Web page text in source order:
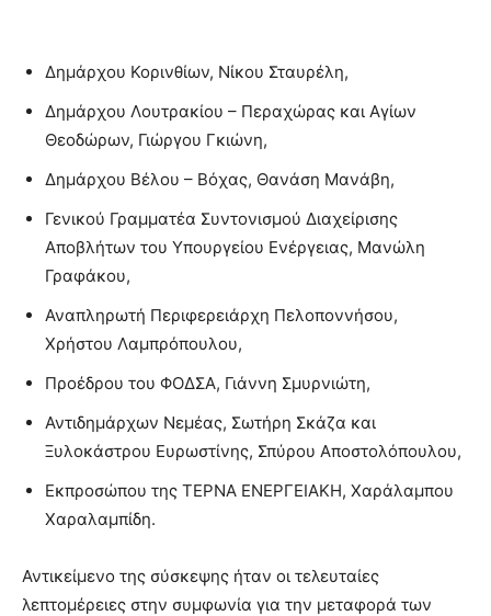
Δημάρχου Κορινθίων, Νίκου Σταυρέλη,
Δημάρχου Λουτρακίου – Περαχώρας και Αγίων
Θεοδώρων, Γιώργου Γκιώνη,
Δημάρχου Βέλου – Βόχας, Θανάση Μανάβη,
Γενικού Γραμματέα Συντονισμού Διαχείρισης
Αποβλήτων του Υπουργείου Ενέργειας, Μανώλη
Γραφάκου,
Αναπληρωτή Περιφερειάρχη Πελοποννήσου,
Χρήστου Λαμπρόπουλου,
Προέδρου του ΦΟΔΣΑ, Γιάννη Σμυρνιώτη,
Αντιδημάρχων Νεμέας, Σωτήρη Σκάζα και
Ξυλοκάστρου Ευρωστίνης, Σπύρου Αποστολόπουλου,
Εκπροσώπου της ΤΕΡΝΑ ΕΝΕΡΓΕΙΑΚΗ, Χαράλαμπου
Χαραλαμπίδη.
Αντικείμενο της σύσκεψης ήταν οι τελευταίες
λεπτομέρειες στην συμφωνία για την μεταφορά των